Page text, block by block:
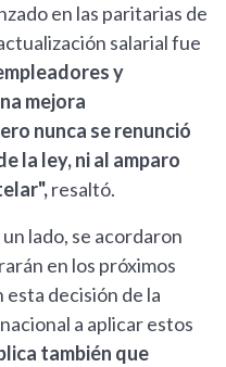
en las paritarias de
salarial fue
y
mejora
nunca se renunció
la ley, ni al amparo
resaltó.
lado, se acordaron
en los próximos
esta decisión de la
a aplicar estos
también que